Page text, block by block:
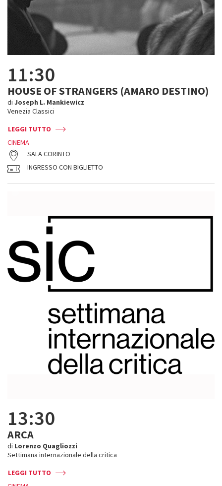
11:30
HOUSE OF STRANGERS (AMARO DESTINO)
di Joseph L. Mankiewicz
Venezia Classici
LEGGI TUTTO
CINEMA
SALA CORINTO
INGRESSO CON BIGLIETTO
13:30
ARCA
di Lorenzo Quagliozzi
Settimana internazionale della critica
LEGGI TUTTO